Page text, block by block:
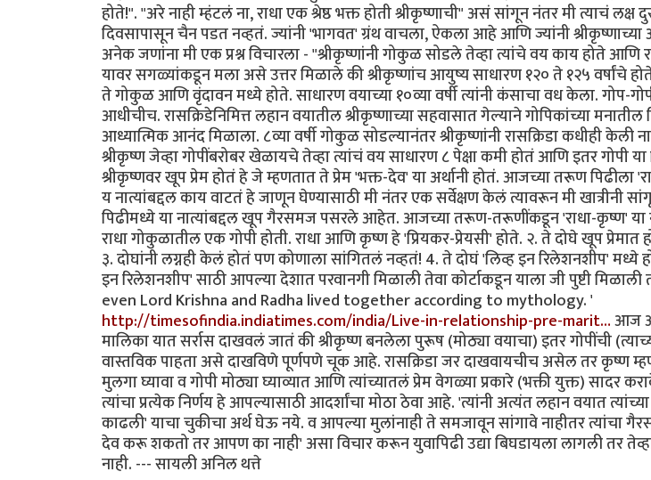
होते!". "अरे नाही म्हंटलं ना, राधा एक श्रेष्ठ भक्त होती श्रीकृष्णाची" असं सांगून नंतर मी त्याचं लक्ष
दिवसापासून चैन पडत नव्हतं. ज्यांनी 'भागवत' ग्रंथ वाचला, ऐकला आहे आणि ज्यांनी
अनेक जणांना मी एक प्रश्न विचारला - "श्रीकृष्णांनी गोकुळ सोडले तेव्हा त्यांचे वय काय होते आणि
यावर सगळ्यांकडून मला असे उत्तर मिळाले की श्रीकृष्णांच आयुष्य साधारण १२० ते १२५ वर्षांचे
ते गोकुळ आणि वृंदावन मध्ये होते. साधारण वयाच्या १०व्या वर्षी त्यांनी कंसाचा वध केला. गोप-
आधीचीच. रासक्रिडेनिमित्त लहान वयातील श्रीकृष्णाच्या सहवासात गेल्याने गोपिकांच्या मनातील
आध्यात्मिक आनंद मिळाला. ८व्या वर्षी गोकुळ सोडल्यानंतर श्रीकृष्णांनी रासक्रिडा कधीही केली
श्रीकृष्ण जेव्हा गोपींबरोबर खेळायचे तेव्हा त्यांचं वय साधारण ८ पेक्षा कमी होतं आणि इतर गोपी या
श्रीकृष्णवर खूप प्रेम होतं हे जे म्हणतात ते प्रेम 'भक्त-देव' या अर्थानी होतं. आजच्या तरूण पिढीला
य नात्यांबद्दल काय वाटतं हे जाणून घेण्यासाठी मी नंतर एक सर्वेक्षण केलं त्यावरून मी
पिढीमध्ये या नात्यांबद्दल खूप गैरसमज पसरले आहेत. आजच्या तरूण-तरूणींकडून 'राधा-कृष्ण' या
राधा गोकुळातील एक गोपी होती. राधा आणि कृष्ण हे 'प्रियकर-प्रेयसी' होते. २. ते दोघे खूप प्रेमात
३. दोघांनी लग्नही केलं होतं पण कोणाला सांगितलं नव्हतं! 4. ते दोघं 'लिव्ह इन रिलेशनशीप' मध्ये
इन रिलेशनशीप' साठी आपल्या देशात परवानगी मिळाली तेवा कोर्टाकडून याला जी पुष्टी
even Lord Krishna and Radha lived together according to mythology. '
http://timesofindia.indiatimes.com/india/Live-in-relationship-pre-marit…आज
मालिका यात सर्रास दाखवलं जातं की श्रीकृष्ण बनलेला पुरूष (मोठ्या वयाचा) इतर गोपींची
वास्तविक पाहता असे दाखविणे पूर्णपणे चूक आहे. रासक्रिडा जर दाखवायचीच असेल तर कृष्ण
मुलगा घ्यावा व गोपी मोठ्या घ्याव्यात आणि त्यांच्यातलं प्रेम वेगळ्या प्रकारे (भक्ती युक्त) सादर
त्यांचा प्रत्येक निर्णय हे आपल्यासाठी आदर्शांचा मोठा ठेवा आहे. 'त्यांनी अत्यंत लहान वयात
काढली' याचा चुकीचा अर्थ घेऊ नये. व आपल्या मुलांनाही ते समजावून सांगावे नाहीतर त्यांचा
देव करू शकतो तर आपण का नाही' असा विचार करून युवापिढी उद्या बिघडायला लागली तर तेव्हा
नाही. --- सायली अनिल थत्ते